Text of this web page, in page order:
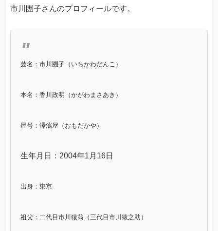
市川團子さんのプロフィールです。
芸名：市川團子（いちかわだんこ）
本名：香川政明（かがわまさあき）
屋号：澤瀉屋（おもだかや）
生年月日：2004年1月16日
出身：東京
祖父：二代目市川猿翁（三代目市川猿之助）